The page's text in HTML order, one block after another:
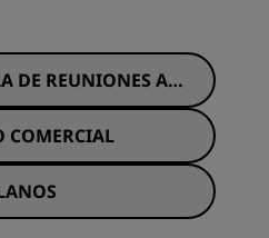
DE REUNIONES AH
ORA
COMERCIAL